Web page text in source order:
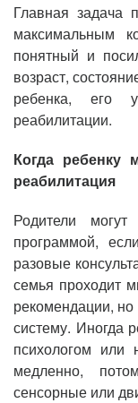
Главная задача
максимальным
понятный и
возраст,
ребенка, его
реабилитации.
Когда ребенку
реабилитация
Родители могут
программой,
разовые
семья проходит
рекомендации, но
систему. Иногда
психологом или
медленно,
сенсорные или